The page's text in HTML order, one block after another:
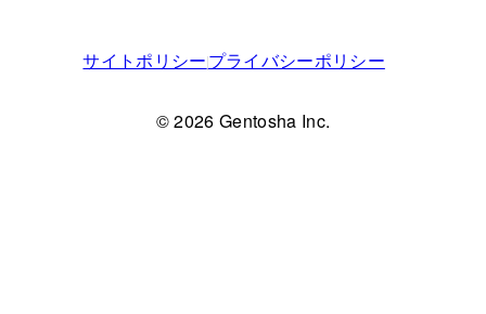
サイトポリシープライバシーポリシー
© 2026 Gentosha Inc.